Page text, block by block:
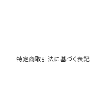
特定商取引法に基づく表記